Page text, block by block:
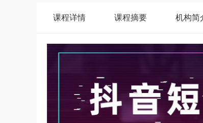
课程详情 课程摘要 机构简